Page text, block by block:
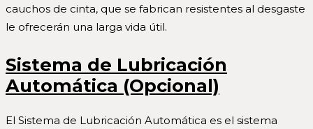
cauchos de cinta, que se fabrican resistentes al desgaste
le ofrecerán una larga vida útil.
Sistema de Lubricación
Automática (Opcional)
El Sistema de Lubricación Automática es el sistema